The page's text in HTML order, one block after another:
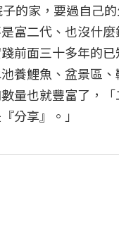
的家，要過自己
富二代、也沒什
前面三十多年的
養鯉魚、盆景
量也就豐富了，
分享』。」